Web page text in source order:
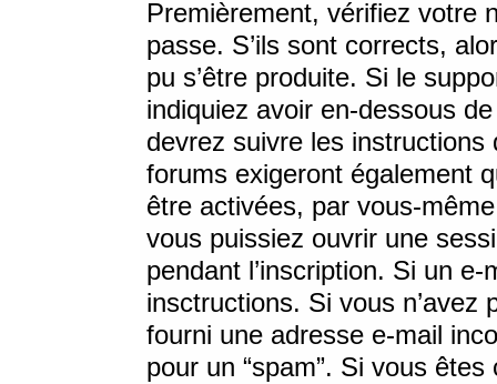
Premièrement, vérifiez votre
passe. S’ils sont corrects,
pu s’être produite. Si le
indiquiez avoir en-dessous
devrez suivre les
forums exigeront également
être activées, par vous-
vous puissiez ouvrir une
pendant l’inscription. Si un
insctructions. Si vous n’avez
fourni une adresse e-mail
pour un “spam”. Si vous